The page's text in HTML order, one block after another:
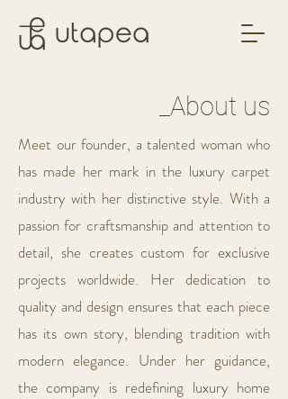
_About us
Meet our founder, a talented woman who
has made her mark in the luxury carpet
industry with her distinctive style. With a
passion for craftsmanship and attention to
detail, she creates custom for exclusive
projects worldwide. Her dedication to
quality and design ensures that each piece
has its own story, blending tradition with
modern elegance. Under her guidance,
the company is redefining luxury home